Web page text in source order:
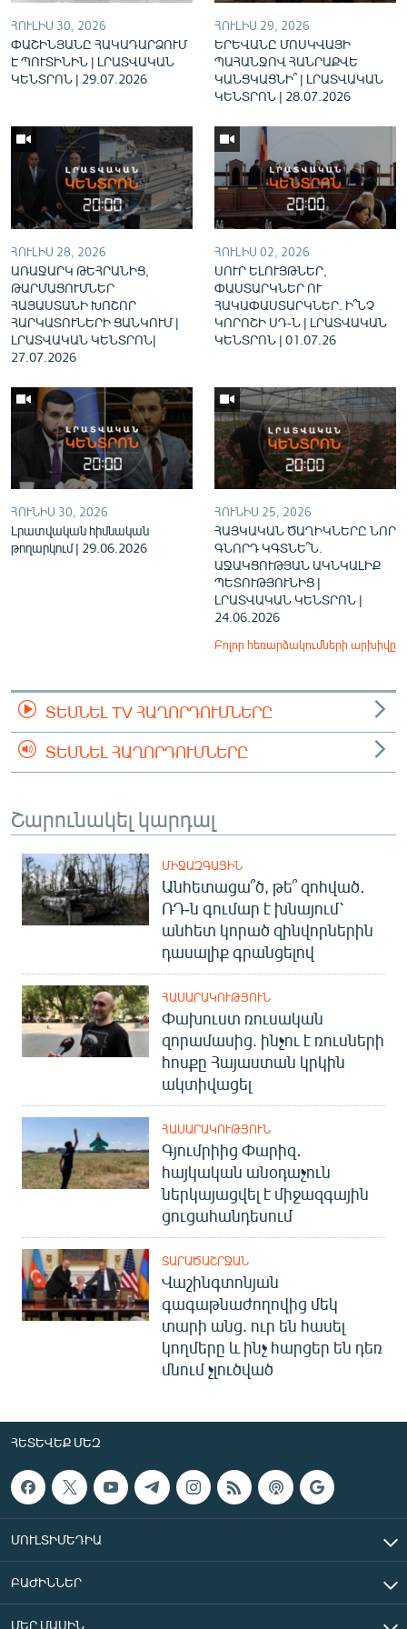
Русский
«Ազատության» բոլոր կայքերը
ՀՈՒԼԻՍ 30, 2026
ՓԱՇԻՆՅԱՆԸ ՀԱԿԱԴԱՐՁՈՒՄ
Է ՊՈՒՏԻՆԻՆ | ԼՐԱՏՎԱԿԱՆ
ԿԵՆՏՐՈՆ | 29.07.2026
ՀՈՒԼԻՍ 29, 2026
ԵՐԵՎԱՆԸ ՄՈՍԿՎԱՅԻ
ՊԱՀԱՆՋՈՎ ՀԱՆՐԱՔՎԵ
ԿԱՆՑԿԱՑՆԻ՞ | ԼՐԱՏՎԱԿԱՆ
ԿԵՆՏՐՈՆ | 28.07.2026
ՀՈՒԼԻՍ 28, 2026
ԱՌԱՋԱՐԿ ԹԵՀՐԱՆԻՑ,
ԹԱՐՄԱՑՈՒՄՆԵՐ
ՀԱՅԱՍՏԱՆԻ ԽՈՇՈՐ
ՀԱՐԿԱՏՈՒՆԵՐԻ ՑԱՆԿՈՒՄ |
ԼՐԱՏՎԱԿԱՆ ԿԵՆՏՐՈՆ|
27.07.2026
ՀՈՒԼԻՍ 02, 2026
ՍՈՒՐ ԵԼՈՒՅԹՆԵՐ,
ՓԱՍՏԱՐԿՆԵՐ ՈՒ
ՀԱԿԱՓԱՍՏԱՐԿՆԵՐ. Ի՞ՆՉ
ԿՈՐՈՇԻ ՍԴ-Ն | ԼՐԱՏՎԱԿԱՆ
ԿԵՆՏՐՈՆ | 01.07.26
ՀՈՒՆԻՍ 30, 2026
Լրատվական հիմնական
թողարկում | 29.06.2026
ՀՈՒՆԻՍ 25, 2026
ՀԱՅԿԱԿԱՆ ԾԱՂԻԿՆԵՐԸ ՆՈՐ
ԳՆՈՐԴ ԿԳՏՆԵ՞Ն.
ԱՋԱԿՑՈՒԹՅԱՆ ԱԿՆԿԱԼԻՔ
ՊԵՏՈՒԹՅՈՒՆԻՑ |
ԼՐԱՏՎԱԿԱՆ ԿԵՆՏՐՈՆ |
24.06.2026
Բոլոր հեռարձակումների արխիվը
ՏԵՍՆԵԼ TV ՀԱՂՈՐԴՈՒՄՆԵՐԸ
ՏԵՍՆԵԼ ՀԱՂՈՐԴՈՒՄՆԵՐԸ
Շարունակել կարդալ
ՄԻՋԱԶԳԱՅԻՆ
Անհետացա՞ծ, թե՞ զոհված․
ՌԴ-ն գումար է խնայում՝
անհետ կորած զինվորներին
դասալիք գրանցելով
ՀԱՍԱՐԱԿՈՒԹՅՈՒՆ
Փախուստ ռուսական
զորամասից. ինչու է ռուսների
հոսքը Հայաստան կրկին
ակտիվացել
ՀԱՍԱՐԱԿՈՒԹՅՈՒՆ
Գյումրիից Փարիզ․
հայկական անօդաչուն
ներկայացվել է միջազգային
ցուցահանդեսում
ՏԱՐԱԾԱՇՐՋԱՆ
Վաշինգտոնյան
գագաթնաժողովից մեկ
տարի անց. ուր են հասել
կողմերը և ինչ հարցեր են դեռ
մնում չլուծված
ՀԵՏԵՎԵՔ ՄԵԶ
ՄՈՒԼՏԻՄԵԴԻԱ
ԲԱԺԻՆՆԵՐ
ՄԵՐ ՄԱՍԻՆ